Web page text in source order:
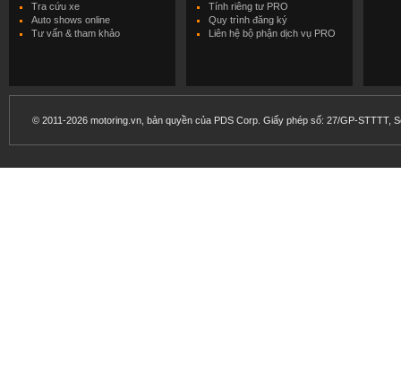
Tra cứu xe
Auto shows online
Tư vấn & tham khảo
Tính riêng tư PRO
Quy trình đăng ký
Liên hệ bộ phận dịch vụ PRO
© 2011-2026 motoring.vn, bản quyền của PDS Corp. Giấy phép số: 27/GP-STTTT,